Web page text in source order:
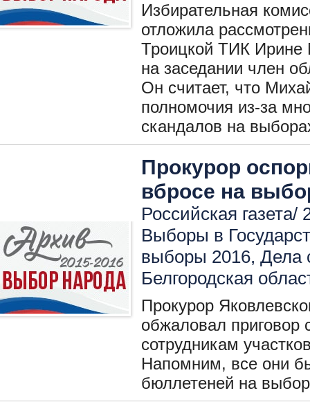
Избирательная
отложила
Троицкой ТИК Ирине
на заседании член
Он считает, что
полномочия из-за
скандалов на
Прокурор
вбросе на
Российская
Выборы в
выборы 2016, Дела
Белгородская
Прокурор
обжаловал приговор
сотрудникам
Напомним, все они
бюллетеней на